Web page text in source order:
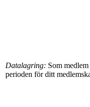
Datalagring: Som
perioden för ditt